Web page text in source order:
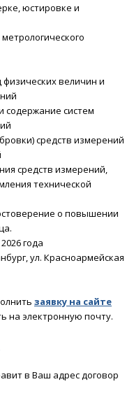
юстировке и
величин и
содержание систем
средств измерений
средств измерений,
технической
о повышении
года
ул. Красноармейская
заявку на сайте
на электронную почту.
в Ваш адрес договор